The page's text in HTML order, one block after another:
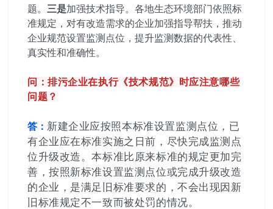
题。 三是加强技术指导。各地生态环境部门依照标
准规定，对有改造需求的企业加强指导帮扶，推动
企业规范设置监测点位，提升监测数据的代表性、
真实性和准确性。
问：排污企业在执行《技术规范》时应注意哪些
问题？
答： 新建企业应按照本标准设置监测点位，已
有企业应在标准实施之日前，尽快完成监测点
位升级改造。本标准比原来标准的规定更加完
善，按照新标准设置监测点位或完成升级改造
的企业，是满足旧标准要求的，不会出现因新
旧标准规定不一致而被处罚的情况。